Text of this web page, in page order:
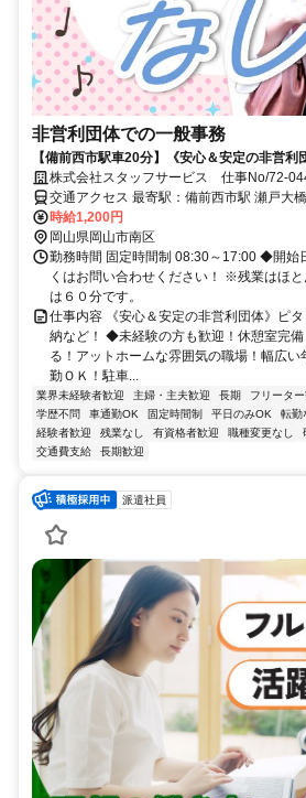
非営利団体での一般事務
【備前西市駅車20分】《安心＆安定の非営利
で！現金出納など！ 直接雇用実績あり！
株式会社スタッフサービス 仕事No/72-
交通アクセス 最寄駅：備前西市駅 瀬戸大橋線備前西市駅車20分 車通
勤可能
時給1,200円
岡山県岡山市南区
勤務時間 固定時間制 08:30～17:00 ◆開始
くはお問い合わせください！ ※残業はほ
は６０分です。
仕事内容 《安心＆安定の非営利団体》ピ
納など！ ◆未経験の方も歓迎！休憩室完
る！アットホームな雰囲気の職場！幅広
勤ＯＫ！駐車...
業界未経験者歓迎 主婦・主夫歓迎 長期 フリータ
学歴不問
車通勤OK 固定時間制 平日のみOK 転勤
経験者歓迎
残業なし 有資格者歓迎 職種変更なし
交通費支給
長期歓迎
派遣社員